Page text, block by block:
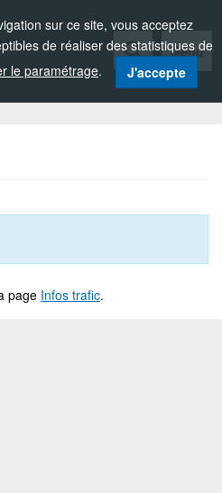
sur ce site, vous acceptez
de réaliser des statistiques de
le paramétrage. J'accepte
Menu
page Infos trafic.